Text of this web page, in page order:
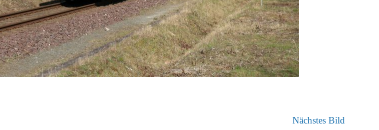
Nächstes Bild